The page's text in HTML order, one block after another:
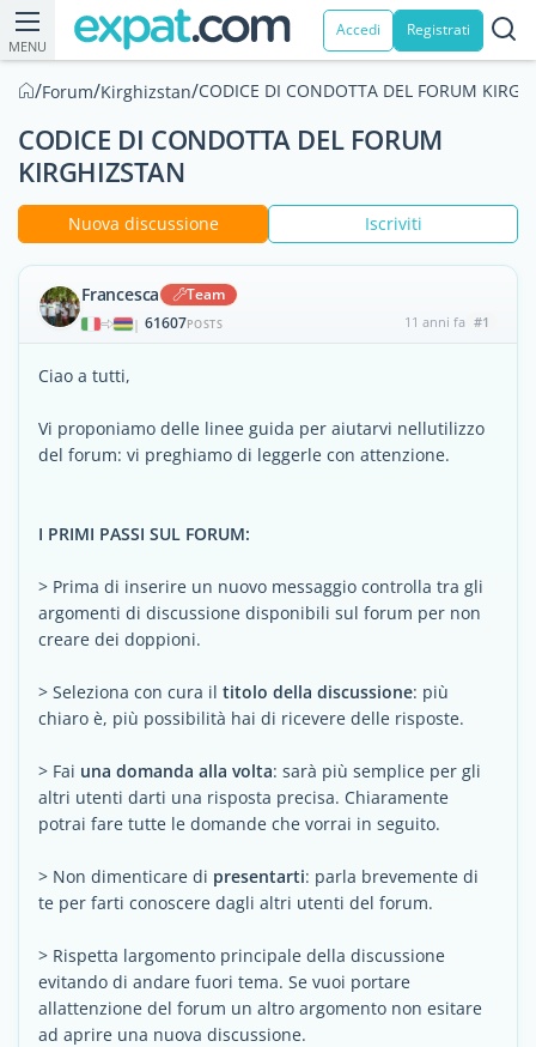
MENU
Accedi Registrati
/Forum/Kirghizstan/CODICE DI CONDOTTA DEL FORUM
CODICE DI CONDOTTA DEL FORUM
KIRGHIZSTAN
Nuova discussione Iscriviti
Francesca Team
| 61607POSTS 11 anni fa #1
Ciao a tutti,
Vi proponiamo delle linee guida per aiutarvi nellutilizzo
del forum: vi preghiamo di leggerle con attenzione.
I PRIMI PASSI SUL FORUM:
> Prima di inserire un nuovo messaggio controlla tra gli
argomenti di discussione disponibili sul forum per non
creare dei doppioni.
> Seleziona con cura il titolo della discussione: più
chiaro è, più possibilità hai di ricevere delle risposte.
> Fai una domanda alla volta: sarà più semplice per gli
altri utenti darti una risposta precisa. Chiaramente
potrai fare tutte le domande che vorrai in seguito.
> Non dimenticare di presentarti: parla brevemente di
te per farti conoscere dagli altri utenti del forum.
> Rispetta largomento principale della discussione
evitando di andare fuori tema. Se vuoi portare
allattenzione del forum un altro argomento non esitare
ad aprire una nuova discussione.